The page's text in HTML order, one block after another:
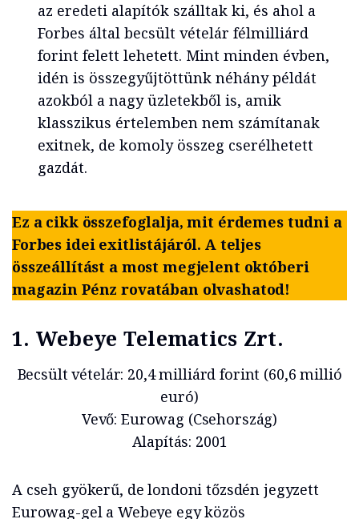
az eredeti alapítók szálltak ki, és ahol a
Forbes által becsült vételár félmilliárd
forint felett lehetett. Mint minden évben,
idén is összegyűjtöttünk néhány példát
azokból a nagy üzletekből is, amik
klasszikus értelemben nem számítanak
exitnek, de komoly összeg cserélhetett
gazdát.
Ez a cikk összefoglalja, mit érdemes tudni a
Forbes idei exitlistájáról. A teljes
összeállítást a most megjelent októberi
magazin Pénz rovatában olvashatod!
1. Webeye Telematics Zrt.
Becsült vételár: 20,4 milliárd forint (60,6 millió
euró)
Vevő: Eurowag (Csehország)
Alapítás: 2001
A cseh gyökerű, de londoni tőzsdén jegyzett
Eurowag-gel a Webeye egy közös